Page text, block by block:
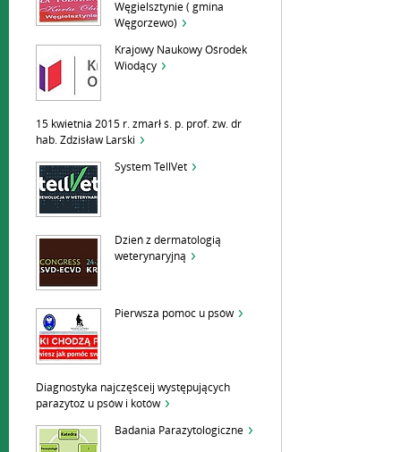
Węgielsztynie ( gmina
Węgorzewo)
Krajowy Naukowy Ośrodek
Wiodący
15 kwietnia 2015 r. zmarł ś. p. prof. zw. dr
hab. Zdzisław Larski
System TellVet
Dzień z dermatologią
weterynaryjną
Pierwsza pomoc u psów
Diagnostyka najczęśceij występujących
parazytoz u psów i kotów
Badania Parazytologiczne